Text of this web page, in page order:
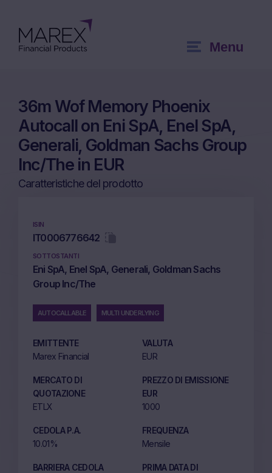
Menu
36m Wof Memory Phoenix
Autocall on Eni SpA, Enel SpA,
Generali, Goldman Sachs Group
Inc/The in EUR
Caratteristiche del prodotto
ISIN
IT0006776642
SOTTOSTANTI
Eni SpA, Enel SpA, Generali, Goldman Sachs
Group Inc/The
AUTOCALLABLE MULTI UNDERLYING
EMITTENTE
Marex Financial
VALUTA
EUR
MERCATO DI
QUOTAZIONE
ETLX
PREZZO DI EMISSIONE
EUR
1000
CEDOLA P.A.
10.01%
FREQUENZA
Mensile
BARRIERA CEDOLA
PRIMA DATA DI